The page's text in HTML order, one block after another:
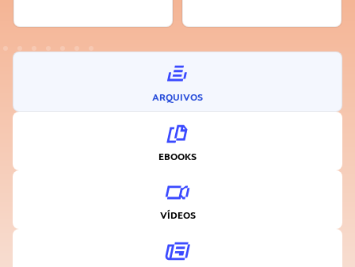
ARQUIVOS
EBOOKS
VÍDEOS